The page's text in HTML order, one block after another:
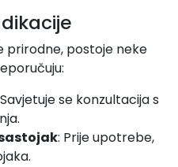
prirodne, postoje neke
se konzultacija s
: Prije upotrebe,